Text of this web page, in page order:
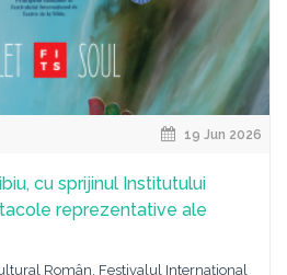
19 Jun 2026
cu sprijinul Institutului
reprezentative ale
Român, Festivalul Internațional